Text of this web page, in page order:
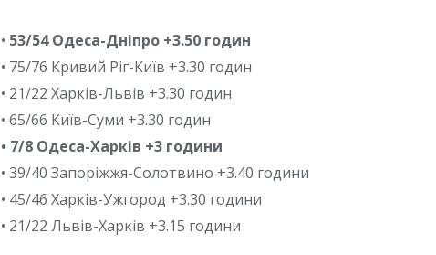
• 53/54 Одеса-Дніпро +3.50 годин
• 75/76 Кривий Ріг-Київ +3.30 годин
• 21/22 Харків-Львів +3.30 годин
• 65/66 Київ-Суми +3.30 годин
• 7/8 Одеса-Харків +3 години
• 39/40 Запоріжжя-Солотвино +3.40 години
• 45/46 Харків-Ужгород +3.30 години
• 21/22 Львів-Харків +3.15 години